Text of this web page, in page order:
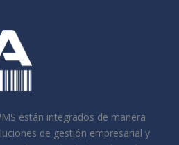
están integrados de manera
de gestión empresarial y